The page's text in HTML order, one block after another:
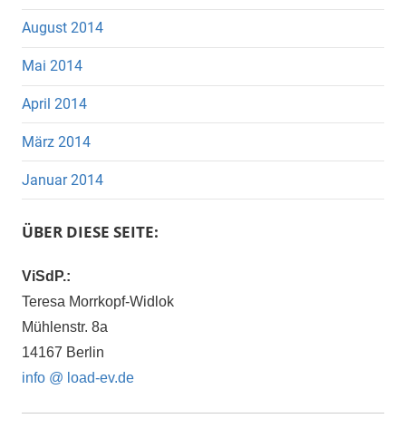
August 2014
Mai 2014
April 2014
März 2014
Januar 2014
ÜBER DIESE SEITE:
ViSdP.:
Teresa Morrkopf-Widlok
Mühlenstr. 8a
14167 Berlin
info @ load-ev.de